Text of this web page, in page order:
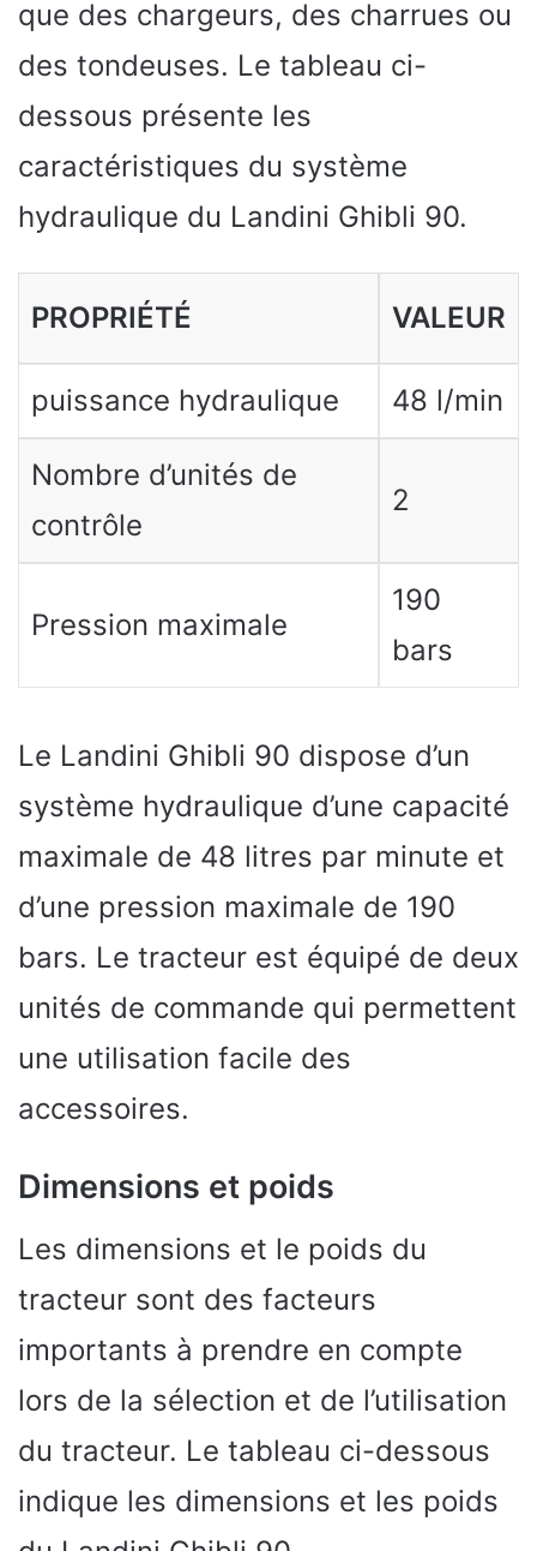
que des chargeurs, des charrues ou
des tondeuses. Le tableau ci-
dessous présente les
caractéristiques du système
hydraulique du Landini Ghibli 90.
PROPRIÉTÉ VALEUR
puissance hydraulique 48 l/min
Nombre d’unités de
contrôle
2
Pression maximale
190
bars
Le Landini Ghibli 90 dispose d’un
système hydraulique d’une capacité
maximale de 48 litres par minute et
d’une pression maximale de 190
bars. Le tracteur est équipé de deux
unités de commande qui permettent
une utilisation facile des
accessoires.
Dimensions et poids
Les dimensions et le poids du
tracteur sont des facteurs
importants à prendre en compte
lors de la sélection et de l’utilisation
du tracteur. Le tableau ci-dessous
indique les dimensions et les poids